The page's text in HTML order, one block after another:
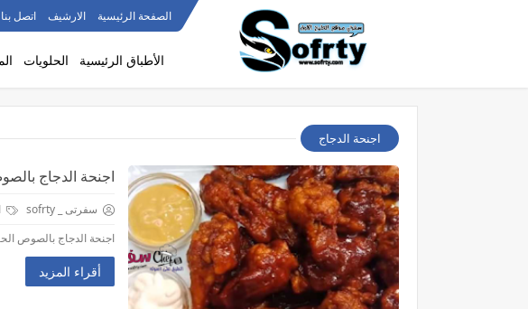
الصفحة الرئيسية الارشيف اتصل بنا
الأطباق الرئيسية الحلويات
اجنحة الدجاج
اجنحة الدجاج
سفرتى _ sofrty
اجنحة الدجاج بالصوص
أقراء المزيد